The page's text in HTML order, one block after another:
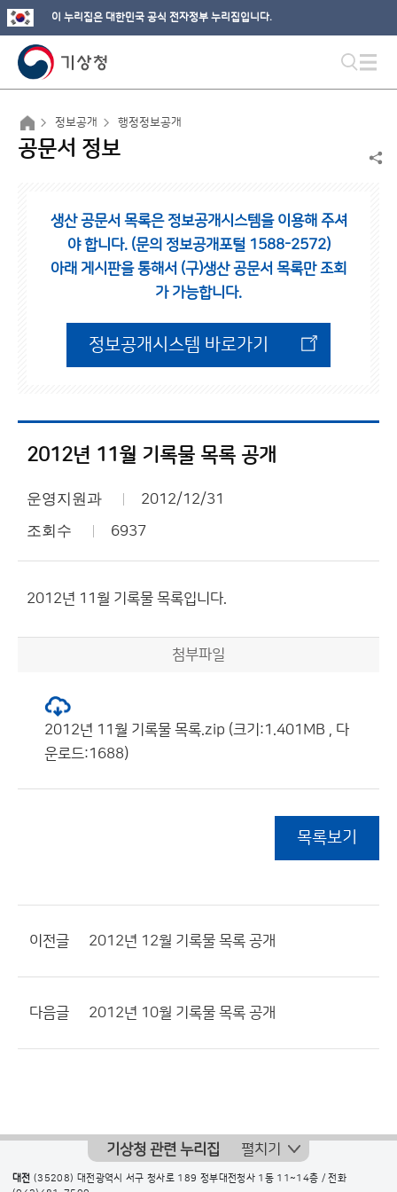
이 누리집은 대한민국 공식 전자정부 누리집입니다.
정보공개 행정정보공개
공문서 정보
생산 공문서 목록은 정보공개시스템을 이용해 주셔
야 합니다. (문의 정보공개포털 1588-2572)
아래 게시판을 통해서 (구)생산 공문서 목록만 조회
가 가능합니다.
정보공개시스템 바로가기
2012년 11월 기록물 목록 공개
운영지원과 2012/12/31
조회수 6937
2012년 11월 기록물 목록입니다.
첨부파일
2012년 11월 기록물 목록.zip (크기:1.401MB , 다
운로드:1688)
목록보기
이전글 2012년 12월 기록물 목록 공개
다음글 2012년 10월 기록물 목록 공개
기상청 관련 누리집 펼치기
대전 (35208) 대전광역시 서구 청사로 189 정부대전청사 1동 11~14층 / 전화